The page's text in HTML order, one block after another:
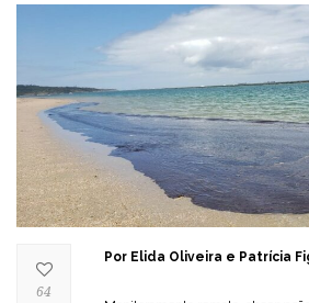
Por Elida Oliveira e Patrícia
64